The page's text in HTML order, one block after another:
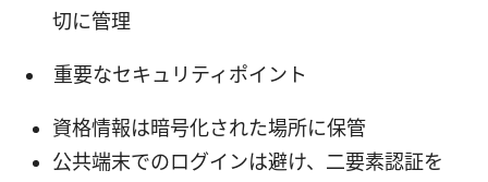
切に管理
重要なセキュリティポイント
資格情報は暗号化された場所に保管
公共端末でのログインは避け、二要素認証を